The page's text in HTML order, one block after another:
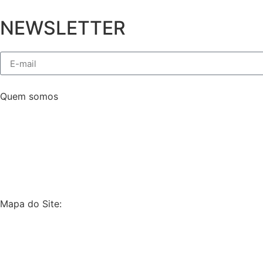
NEWSLETTER
Quem somos
Mapa do Site: